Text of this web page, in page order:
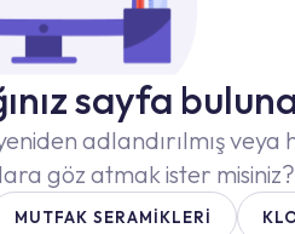
sayfa
adlandırılmış
göz atmak ister misiniz?
MUTFAK SERAMİKLERİ